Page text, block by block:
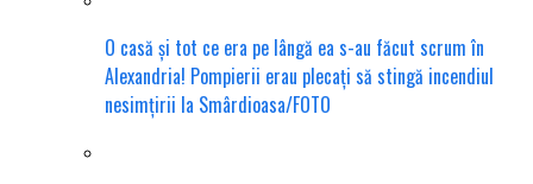
O casă și tot ce era pe lângă ea s-au făcut scrum în
Alexandria! Pompierii erau plecați să stingă incendiul
nesimțirii la Smârdioasa/FOTO